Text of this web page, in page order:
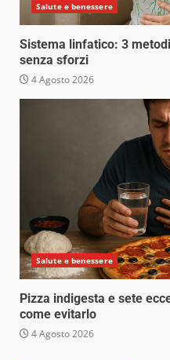
Salute e benessere
Sistema linfatico: 3
senza sforzi
4 Agosto 2026
Salute e benessere
Pizza indigesta e sete
come evitarlo
4 Agosto 2026